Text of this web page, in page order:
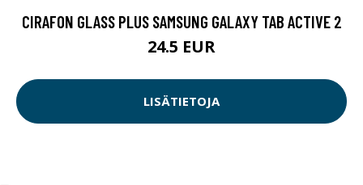
CIRAFON GLASS PLUS SAMSUNG GALAXY TAB ACTIVE 2
24.5 EUR
LISÄTIETOJA